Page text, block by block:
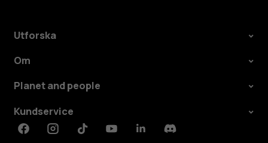
Utforska
Om
Planet and people
Kundservice
FacebookInstagramTiktokYoutubeLinkedinDiscord